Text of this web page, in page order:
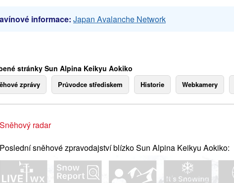
informace: Japan Avalanche Network
stránky Sun Alpina Keikyu Aokiko
zprávy Průvodce střediskem Historie Webkamery
Sněhový radar
Poslední sněhové zpravodajství blízko Sun Alpina Keikyu Aokiko: